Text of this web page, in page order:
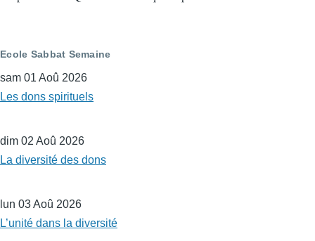
Ecole Sabbat Semaine
sam 01 Aoû 2026
Les dons spirituels
dim 02 Aoû 2026
La diversité des dons
lun 03 Aoû 2026
L’unité dans la diversité